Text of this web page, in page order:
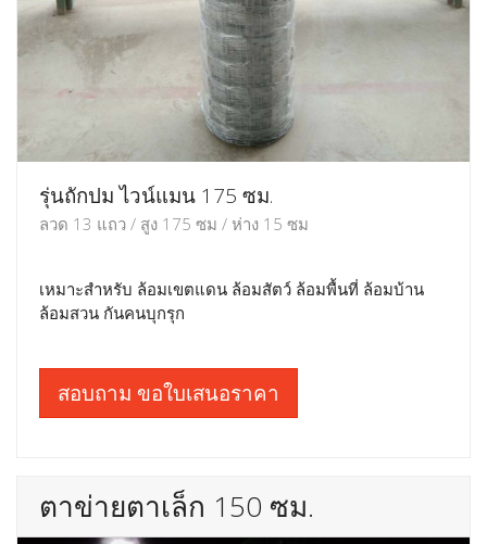
รุ่นถักปม ไวน์แมน 175 ซม.
ลวด 13 แถว / สูง 175 ซม / ห่าง 15 ซม
เหมาะสำหรับ ล้อมเขตแดน ล้อมสัตว์ ล้อมพื้นที่ ล้อมบ้าน
ล้อมสวน กันคนบุกรุก
สอบถาม ขอใบเสนอราคา
ตาข่ายตาเล็ก 150 ซม.